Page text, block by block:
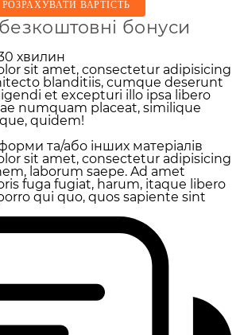
РОЗРАХУВАТИ ВАРТІСТЬ
бонуси
хвилин
sit amet, consectetur adipisicing
blanditiis, cumque deserunt
et excepturi illo ipsa libero
numquam placeat, similique
quidem!
та/або інших матеріалів
sit amet, consectetur adipisicing
laborum saepe. Ad amet
fuga fugiat, harum, itaque libero
qui quo, quos sapiente sint